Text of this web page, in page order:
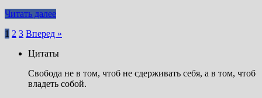
Читать далее
Пагинация
записей
1 2 3 Вперед »
Цитаты
Свобода не в том, чтоб не сдерживать себя, а в том, чтоб
владеть собой.